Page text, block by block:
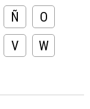
Ñ
O
V
W